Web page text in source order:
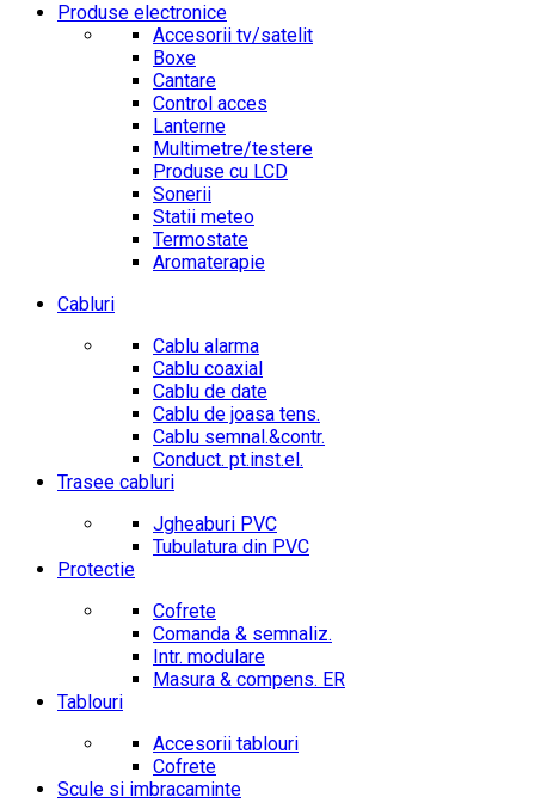
Produse electronice
Accesorii tv/satelit
Boxe
Cantare
Control acces
Lanterne
Multimetre/testere
Produse cu LCD
Sonerii
Statii meteo
Termostate
Aromaterapie
Cabluri
Cablu alarma
Cablu coaxial
Cablu de date
Cablu de joasa tens.
Cablu semnal.&contr.
Conduct. pt.inst.el.
Trasee cabluri
Jgheaburi PVC
Tubulatura din PVC
Protectie
Cofrete
Comanda & semnaliz.
Intr. modulare
Masura & compens. ER
Tablouri
Accesorii tablouri
Cofrete
Scule si imbracaminte